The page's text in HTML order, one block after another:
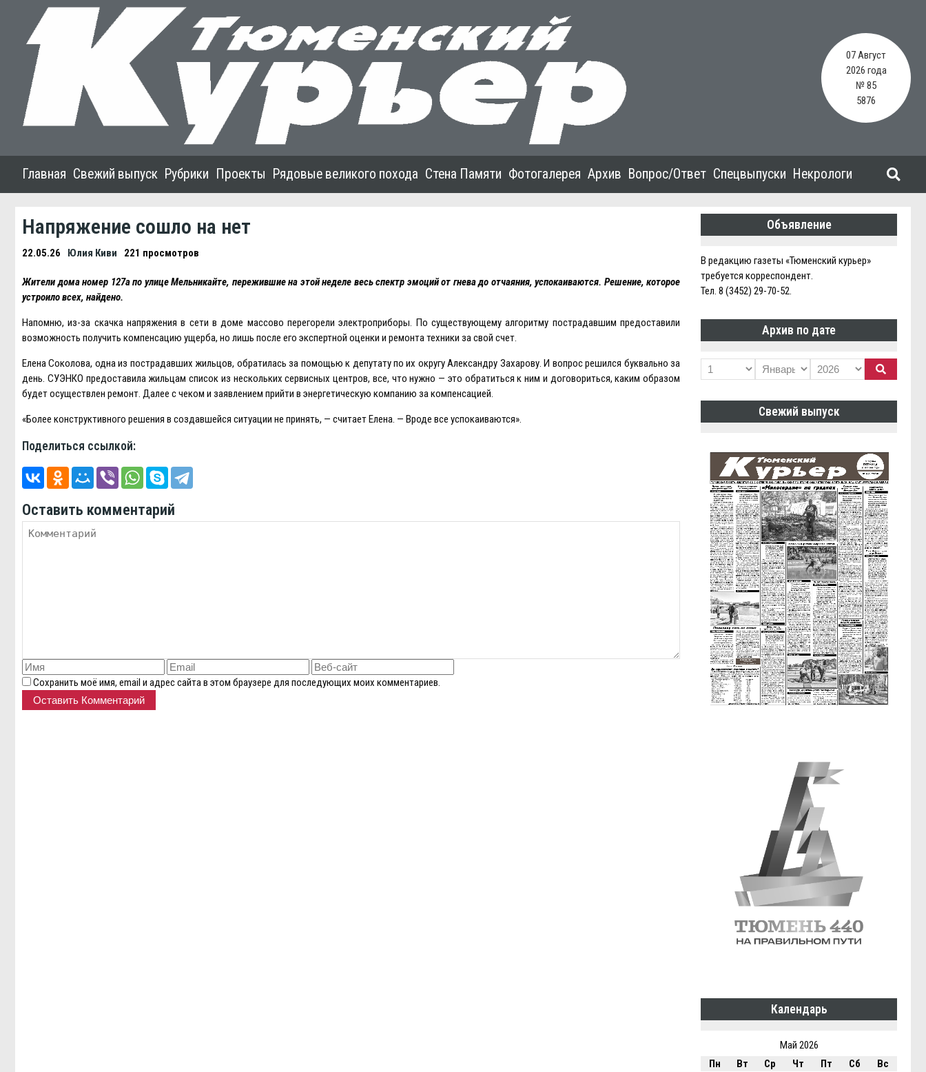
07 Август
2026 года
№ 85
5876
Главная Свежий выпуск Рубрики Проекты Рядовые великого похода Стена Памяти Фотогалерея Архив Вопрос/Ответ Спецвыпуски Некрологи
Напряжение сошло на нет
22.05.26 Юлия Киви 221 просмотров
Жители дома номер 127а по улице Мельникайте, пережившие на этой неделе весь спектр эмоций от гнева до отчаяния, успокаиваются. Решение, которое
устроило всех, найдено.
Напомню, из-за скачка напряжения в сети в доме массово перегорели электроприборы. По существующему алгоритму пострадавшим предоставили
возможность получить компенсацию ущерба, но лишь после его экспертной оценки и ремонта техники за свой счет.
Eлена Соколова, одна из пострадавших жильцов, обратилась за помощью к депутату по их округу Александру Захарову. И вопрос решился буквально за
день. СУЭНКО предоставила жильцам список из нескольких сервисных центров, все, что нужно — это обратиться к ним и договориться, каким образом
будет осуществлен ремонт. Далее с чеком и заявлением прийти в энергетическую компанию за компенсацией.
«Более конструктивного решения в создавшейся ситуации не принять, — считает Eлена. — Вроде все успокаиваются».
Поделиться ссылкой:
Оставить комментарий
Сохранить моё имя, email и адрес сайта в этом браузере для последующих моих комментариев.
Объявление
В редакцию газеты «Тюменский курьер»
требуется корреспондент.
Тел. 8 (3452) 29-70-52.
Архив по дате
Свежий выпуск
Календарь
Май 2026
Пн
Вт Ср Чт Пт Сб
Вс